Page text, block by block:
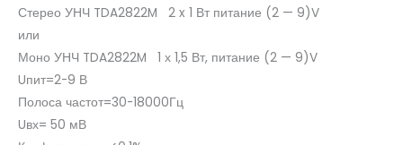
Стерео УНЧ TDA2822M 2 x 1 Вт питание (2 — 9)V
или
Моно УНЧ TDA2822M 1 х 1,5 Вт, питание (2 — 9)V
Uпит=2-9 В
Полоса частот=30-18000Гц
Uвх= 50 мВ